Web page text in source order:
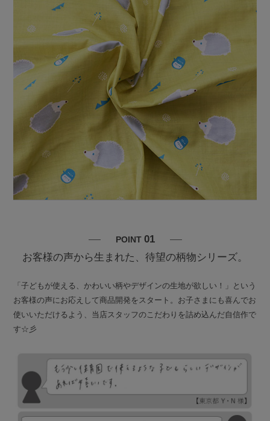
POINT 01
お客様の声から生まれた、待望の柄物シリーズ。
「子どもが使える、かわいい柄やデザインの生地が欲しい！」という
お客様の声にお応えして商品開発をスタート。お子さまにも喜んでお
使いいただけるよう、当店スタッフのこだわりを詰め込んだ自信作で
す☆彡